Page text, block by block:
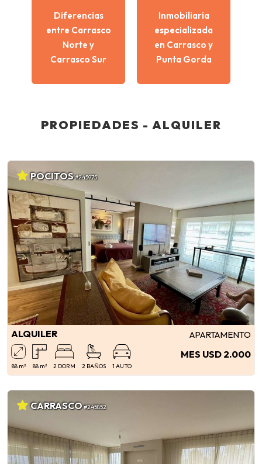
Diferencias
entre Carrasco
Norte y
Carrasco Sur
Inmobiliaria
especializada
en Carrasco y
Punta Gorda
PROPIEDADES - ALQUILER
POCITOS#245975
ALQUILER APARTAMENTO
88 m² 88 m² 2 DORM 2 BAÑOS 1 AUTO
MES USD 2.000
CARRASCO#245852